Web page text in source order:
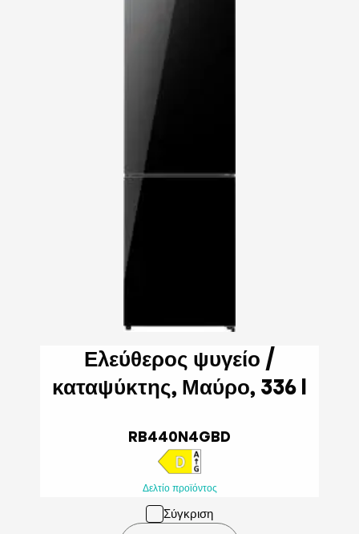
Ελεύθερος ψυγείο /
καταψύκτης, Μαύρο, 336 l
RB440N4GBD
Δελτίο προϊόντος
Σύγκριση